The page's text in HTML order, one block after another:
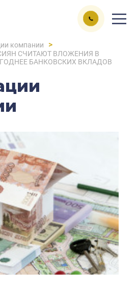
компании >
СЧИТАЮТ ВЛОЖЕНИЯ В
БАНКОВСКИХ ВКЛАДОВ